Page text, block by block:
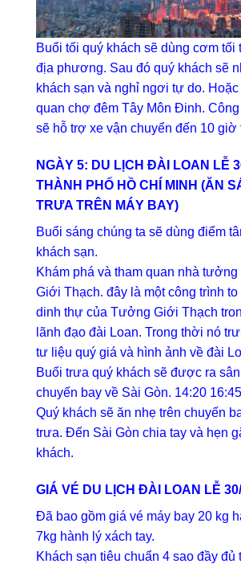
Buổi tối quý khách sẽ dùng cơm tối
địa phương. Sau đó quý khách sẽ
khách sạn và nghỉ ngơi tự do. Hoặc
quan chợ đêm Tây Môn Đinh. Công
sẽ hỗ trợ xe vận chuyển đến 10 giờ
NGÀY 5: DU LỊCH ĐÀI LOAN LỄ
THÀNH PHỐ HỒ CHÍ MINH (ĂN
TRƯA TRÊN MÁY BAY)
Buổi sáng chúng ta sẽ dùng điểm
khách sạn.
Khám phá và tham quan nhà
Giới Thạch. đây là một công trình
dinh thự của Tưởng Giới Thạch
lãnh đạo đài Loan. Trong thời nó
tư liệu quý giá và hình ảnh về đài
Buổi trưa quý khách sẽ được ra
chuyến bay về Sài Gòn. 14:20 16:45
Quý khách sẽ ăn nhẹ trên chuyến
trưa. Đến Sài Gòn chia tay và hẹn
khách.
GIÁ VÉ DU LỊCH ĐÀI LOAN LỄ
Đã bao gồm giá vé máy bay 20 kg
7kg hành lý xách tay.
Khách sạn tiêu chuẩn 4 sao đầy đủ